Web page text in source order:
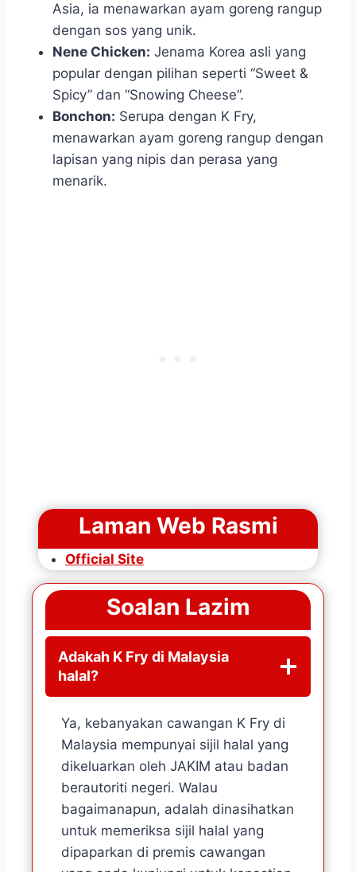
Asia, ia menawarkan ayam goreng rangup
dengan sos yang unik.
Nene Chicken: Jenama Korea asli yang
popular dengan pilihan seperti “Sweet &
Spicy” dan “Snowing Cheese”.
Bonchon: Serupa dengan K Fry,
menawarkan ayam goreng rangup dengan
lapisan yang nipis dan perasa yang
menarik.
Laman Web Rasmi
Official Site
Soalan Lazim
Adakah K Fry di Malaysia
halal?
Ya, kebanyakan cawangan K Fry di
Malaysia mempunyai sijil halal yang
dikeluarkan oleh JAKIM atau badan
berautoriti negeri. Walau
bagaimanapun, adalah dinasihatkan
untuk memeriksa sijil halal yang
dipaparkan di premis cawangan